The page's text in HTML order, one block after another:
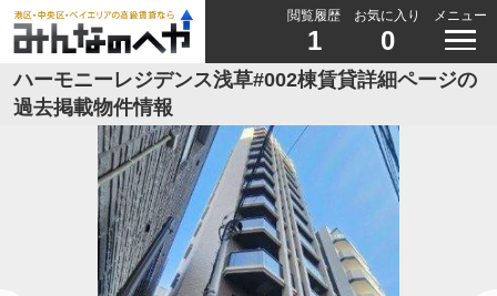
閲覧履歴
1
お気に入り
0
メニュー
ハーモニーレジデンス浅草#002棟賃貸詳細ページの
過去掲載物件情報